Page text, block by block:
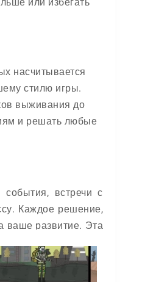
насчитывается
стилю игры.
выживания до
и решать любые
встречи с
Каждое решение,
ваше развитие. Эта